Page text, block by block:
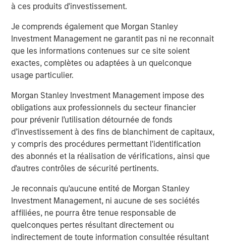
à ces produits d'investissement.
Je comprends également que Morgan Stanley
Investment Management ne garantit pas ni ne reconnait
que les informations contenues sur ce site soient
exactes, complètes ou adaptées à un quelconque
usage particulier.
Morgan Stanley Investment Management impose des
obligations aux professionnels du secteur financier
pour prévenir l’utilisation détournée de fonds
d’investissement à des fins de blanchiment de capitaux,
y compris des procédures permettant l'identification
des abonnés et la réalisation de vérifications, ainsi que
d'autres contrôles de sécurité pertinents.
Je reconnais qu'aucune entité de Morgan Stanley
Investment Management, ni aucune de ses sociétés
affiliées, ne pourra être tenue responsable de
quelconques pertes résultant directement ou
indirectement de toute information consultée résultant
This material has been prepared on the basis of publicly
party sources believed to be reliable. However, no assurances
are provided regarding the reliability of such information and the
Firm has not sought to independently verify information taken
from public and third-party sources.
This material is a general communication, which is not impartial
and all information provided has been prepared solely for
informational and educational purposes and does not constitute
an offer or a recommendation to buy or sell any particular
security or to adopt any specific investment strategy. The
information herein has not been based on a consideration of any
individual investor circumstances and is not investment advice,
nor should it be construed in any way as tax, accounting, legal
or regulatory advice. To that end, investors should seek
independent legal and financial advice, including advice as to
tax consequences, before making any investment decision.
The Firm has not authorised financial intermediaries to use and
made in accordance with applicable law and regulation.
Additionally, financial intermediaries are required to satisfy
themselves that the information in this material is appropriate for
any person to whom they provide this material in view of that
person’s circumstances and purpose. The Firm shall not be liable
for, and accepts no liability for, the use or misuse of this material
by any such financial intermediary.